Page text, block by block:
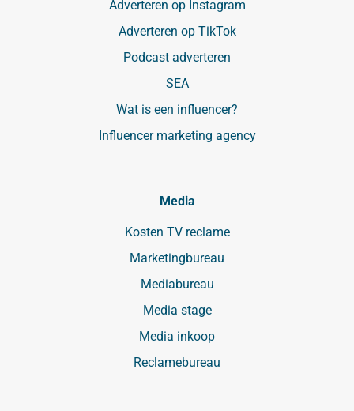
Adverteren op Instagram
Adverteren op TikTok
Podcast adverteren
SEA
Wat is een influencer?
Influencer marketing agency
Media
Kosten TV reclame
Marketingbureau
Mediabureau
Media stage
Media inkoop
Reclamebureau